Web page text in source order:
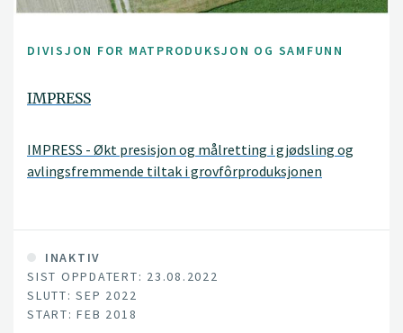
DIVISJON FOR MATPRODUKSJON OG SAMFUNN
IMPRESS
IMPRESS - Økt presisjon og målretting i gjødsling og
avlingsfremmende tiltak i grovfôrproduksjonen
norsk grovfôrproduksjon gjennom å utvikle og tilpasse
presisjonsteknologi, modeller og tiltak for
stedsspesifikk bruk av innsatsfaktorer, og for
identifikasjon og forbedring av lavtytende områder i
enga
INAKTIV
SIST OPPDATERT: 23.08.2022
SLUTT: SEP 2022
START: FEB 2018